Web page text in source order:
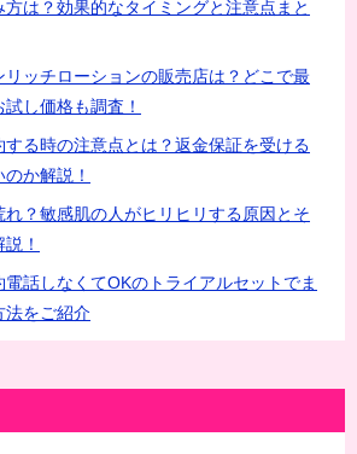
は？効果的なタイミングと注意点まと
ッチローションの販売店は？どこで最
し価格も調査！
する時の注意点とは？返金保証を受ける
か解説！
れ？敏感肌の人がヒリヒリする原因とそ
！
話しなくてOKのトライアルセットでま
法をご紹介